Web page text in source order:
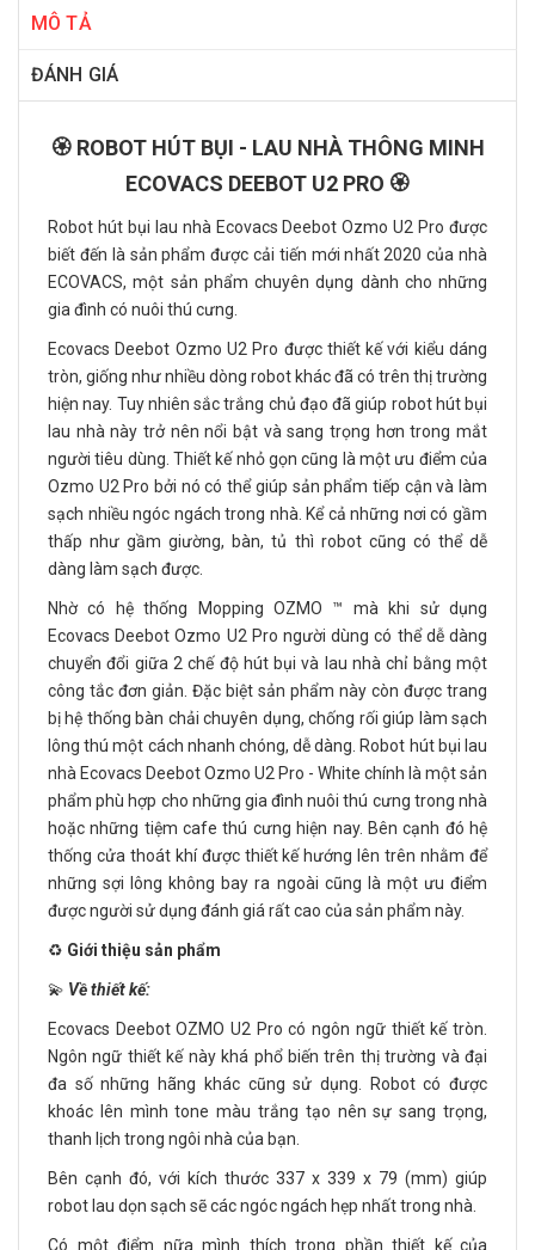
MÔ TẢ
ĐÁNH GIÁ
🏵️ ROBOT HÚT BỤI - LAU NHÀ THÔNG MINH
ECOVACS DEEBOT U2 PRO 🏵️
Robot hút bụi lau nhà Ecovacs Deebot Ozmo U2 Pro được
biết đến là sản phẩm được cải tiến mới nhất 2020 của nhà
ECOVACS, một sản phẩm chuyên dụng dành cho những
gia đình có nuôi thú cưng.
Ecovacs Deebot Ozmo U2 Pro được thiết kế với kiểu dáng
tròn, giống như nhiều dòng robot khác đã có trên thị trường
hiện nay. Tuy nhiên sắc trắng chủ đạo đã giúp robot hút bụi
lau nhà này trở nên nổi bật và sang trọng hơn trong mắt
người tiêu dùng. Thiết kế nhỏ gọn cũng là một ưu điểm của
Ozmo U2 Pro bởi nó có thể giúp sản phẩm tiếp cận và làm
sạch nhiều ngóc ngách trong nhà. Kể cả những nơi có gầm
thấp như gầm giường, bàn, tủ thì robot cũng có thể dễ
dàng làm sạch được.
Nhờ có hệ thống Mopping OZMO ™ mà khi sử dụng
Ecovacs Deebot Ozmo U2 Pro người dùng có thể dễ dàng
chuyển đổi giữa 2 chế độ hút bụi và lau nhà chỉ bằng một
công tắc đơn giản. Đặc biệt sản phẩm này còn được trang
bị hệ thống bàn chải chuyên dụng, chống rối giúp làm sạch
lông thú một cách nhanh chóng, dễ dàng. Robot hút bụi lau
nhà Ecovacs Deebot Ozmo U2 Pro - White chính là một sản
phẩm phù hợp cho những gia đình nuôi thú cưng trong nhà
hoặc những tiệm cafe thú cưng hiện nay. Bên cạnh đó hệ
thống cửa thoát khí được thiết kế hướng lên trên nhằm để
những sợi lông không bay ra ngoài cũng là một ưu điểm
được người sử dụng đánh giá rất cao của sản phẩm này.
♻️ Giới thiệu sản phẩm
💫 Về thiết kế:
Ecovacs Deebot OZMO U2 Pro có ngôn ngữ thiết kế tròn.
Ngôn ngữ thiết kế này khá phổ biến trên thị trường và đại
đa số những hãng khác cũng sử dụng. Robot có được
khoác lên mình tone màu trắng tạo nên sự sang trọng,
thanh lịch trong ngôi nhà của bạn.
Bên cạnh đó, với kích thước 337 x 339 x 79 (mm) giúp
robot lau dọn sạch sẽ các ngóc ngách hẹp nhất trong nhà.
Có một điểm nữa mình thích trong phần thiết kế của